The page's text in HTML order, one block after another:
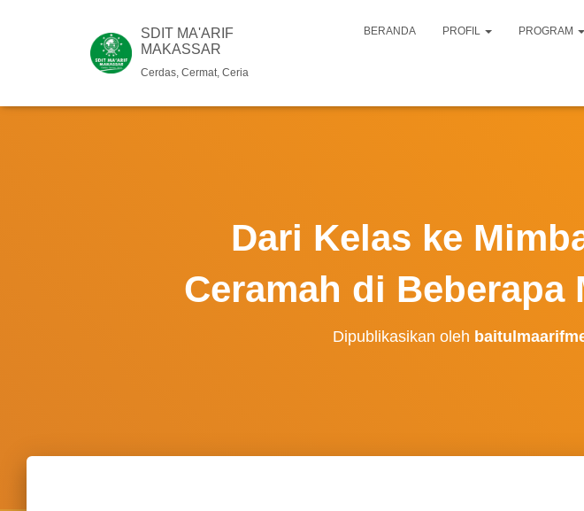
SDIT MA'ARIF
MAKASSAR
Cerdas, Cermat, Ceria
BERANDA PROFIL PROGRAM
Dari Kelas ke
Ceramah di
Dipublikasikan oleh